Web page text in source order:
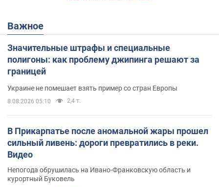
Важное
Значительные штрафы и специальные
полигоны: как проблему джипинга решают за
границей
Украине не помешает взять пример со стран Европы
8.08.2026 05:10 2,4 т.
В Прикарпатье после аномальной жары прошел
сильный ливень: дороги превратились в реки.
Видео
Непогода обрушилась на Ивано-Франковскую область и
курортный Буковель